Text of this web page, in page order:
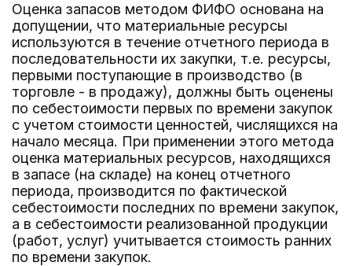
Оценка запасов методом ФИФО основана на
допущении, что материальные ресурсы
используются в течение отчетного периода в
последовательности их закупки, т.е. ресурсы,
первыми поступающие в производство (в
торговле - в продажу), должны быть оценены
по себестоимости первых по времени закупок
с учетом стоимости ценностей, числящихся на
начало месяца. При применении этого метода
оценка материальных ресурсов, находящихся
в запасе (на складе) на конец отчетного
периода, производится по фактической
себестоимости последних по времени закупок,
а в себестоимости реализованной продукции
(работ, услуг) учитывается стоимость ранних
по времени закупок.